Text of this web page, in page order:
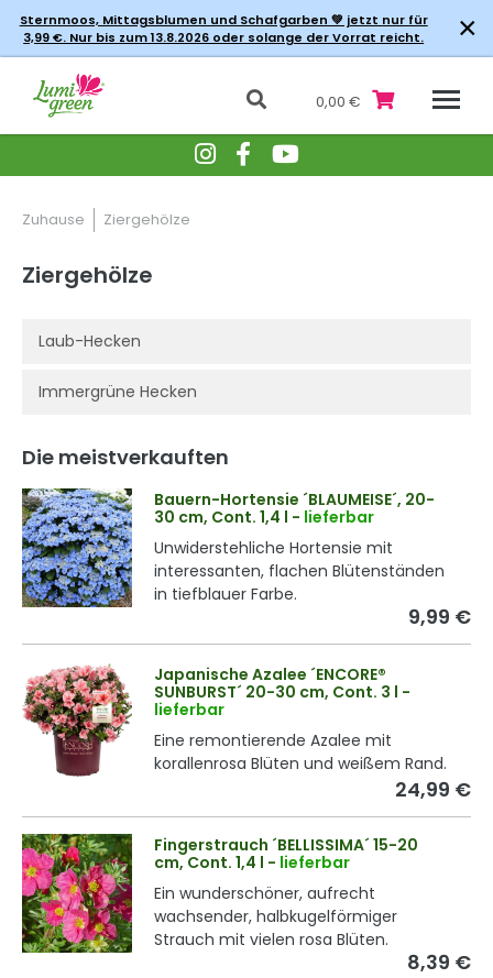
Sternmoos, Mittagsblumen und Schafgarben 💚 jetzt nur für
3,99 €. Nur bis zum 13.8.2026 oder solange der Vorrat reicht.
×
0,00 €
Zuhause Ziergehölze
Ziergehölze
Laub-Hecken
Immergrüne Hecken
Die meistverkauften
Bauern-Hortensie ´BLAUMEISE´, 20-
30 cm, Cont. 1,4 l - lieferbar
Unwiderstehliche Hortensie mit
interessanten, flachen Blütenständen
in tiefblauer Farbe.
9,99 €
Japanische Azalee ´ENCORE®
SUNBURST´ 20-30 cm, Cont. 3 l -
lieferbar
Eine remontierende Azalee mit
korallenrosa Blüten und weißem Rand.
24,99 €
Fingerstrauch ´BELLISSIMA´ 15-20
cm, Cont. 1,4 l - lieferbar
Ein wunderschöner, aufrecht
wachsender, halbkugelförmiger
Strauch mit vielen rosa Blüten.
8,39 €